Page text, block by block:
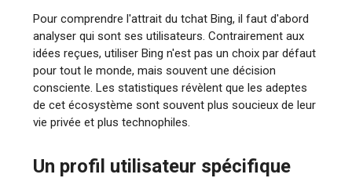
Pour comprendre l'attrait du tchat Bing, il faut d'abord
analyser qui sont ses utilisateurs. Contrairement aux
idées reçues, utiliser Bing n'est pas un choix par défaut
pour tout le monde, mais souvent une décision
consciente. Les statistiques révèlent que les adeptes
de cet écosystème sont souvent plus soucieux de leur
vie privée et plus technophiles.
Un profil utilisateur spécifique